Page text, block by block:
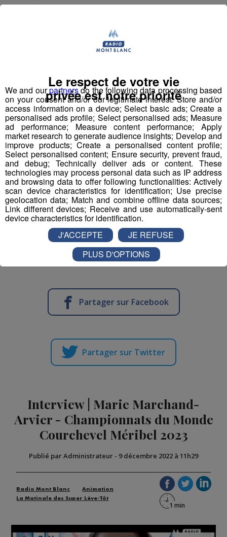
invité à l'occasion de la journée mondiale du climat. Avec
lui, nous avons fait le point sur les conséquences du
réchauffement climatique, en particulier sur la montagne.
Partager sur Facebook
Partager sur Twitter
Interview | Marie Marchand-
Arvier - Championnats du Monde
Courchevel Méribel 2023
Publié par Administrateur - 9 décembre 2022 à 11h29
Radio Mont Blanc
Animation
La Matinale des Super Lève-Tôt
We and ourpartnersdo the following data processing based
on your consent and/or our legitimate interest: Store and/or
access information on a device; Select basic ads; Create a
personalised ads profile; Select personalised ads; Measure
ad performance; Measure content performance; Apply
market research to generate audience insights; Develop and
improve products; Create a personalised content profile;
Select personalised content; Ensure security, prevent fraud,
and debug; Technically deliver ads or content. These
technologies may process personal data such as IP address
and browsing data to offer following functionalities: Actively
scan device characteristics for identification; Use precise
geolocation data; Match and combine offline data sources;
Link different devices; Receive and use automatically-sent
device characteristics for identification.
Le respect de votre vie
privée est notre priorité
J'ACCEPTE
JE REFUSE
PLUS D'OPTIONS